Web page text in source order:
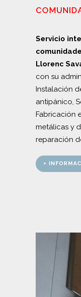
Servicio
Llorenc
con su
Instalación
antipánico,
Fabricación
metálicas y
reparación
+